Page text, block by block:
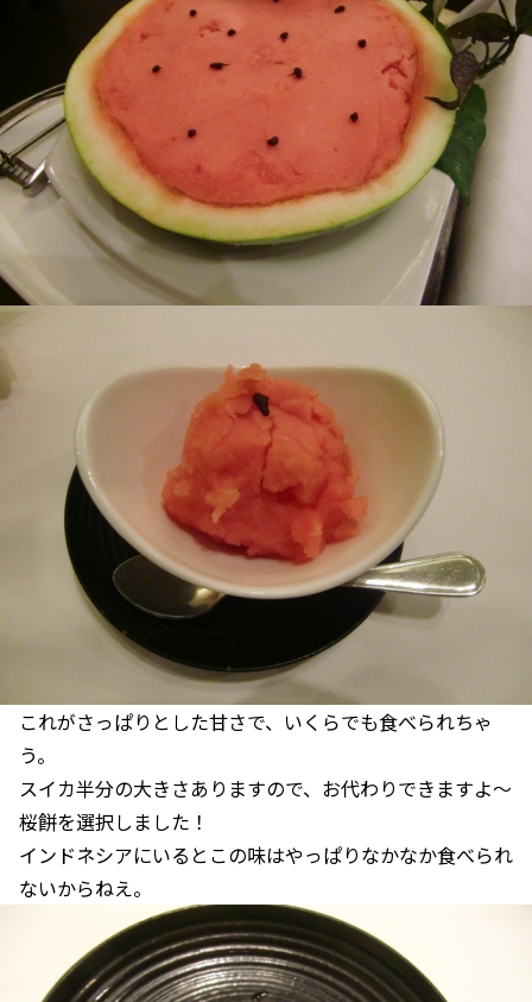
これがさっぱりとした甘さで、いくらでも食べられちゃ
う。
スイカ半分の大きさありますので、お代わりできますよ～
桜餅を選択しました！
インドネシアにいるとこの味はやっぱりなかなか食べられ
ないからねえ。